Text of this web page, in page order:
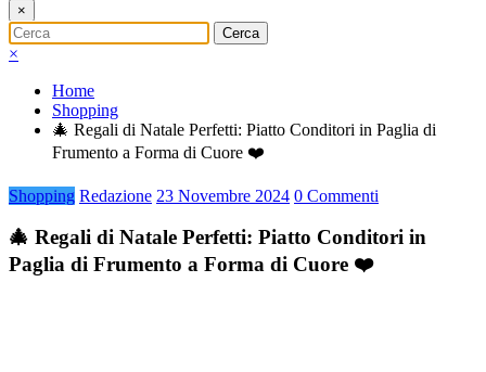
×
×
Home
Shopping
🎄 Regali di Natale Perfetti: Piatto Conditori in Paglia di
Frumento a Forma di Cuore ❤️
Shopping Redazione 23 Novembre 2024 0 Commenti
🎄 Regali di Natale Perfetti: Piatto Conditori in
Paglia di Frumento a Forma di Cuore ❤️